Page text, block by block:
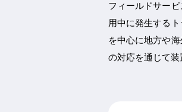
フィールドサー
用中に発生する
を中心に地方や
の対応を通じて装